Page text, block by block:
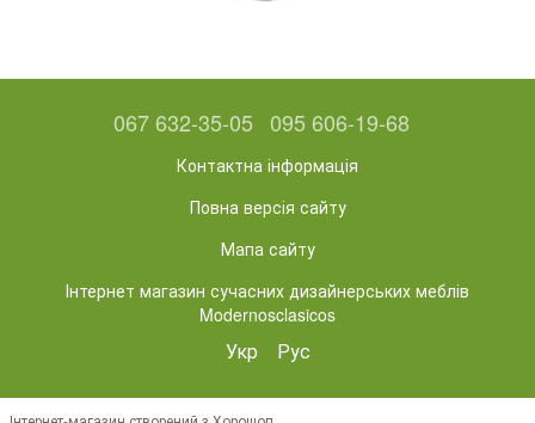
067 632-35-05 095 606-19-68
Контактна інформація
Повна версія сайту
Мапа сайту
Інтернет магазин сучасних дизайнерських меблів
Modernosclasicos
Укр Рус